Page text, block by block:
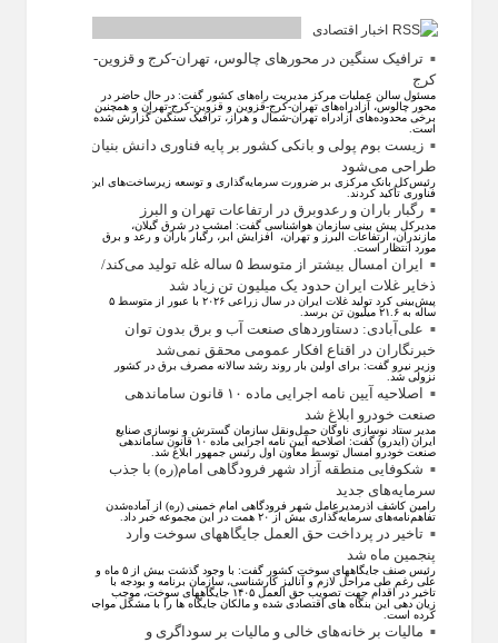
اخبار اقتصادی
ترافیک سنگین در محورهای چالوس، تهران-کرج و قزوین-
کرج
مسئول سالن عملیات مرکز مدیریت راه‌های کشور گفت: در حال حاضر در
محور چالوس، آزادراه‌های تهران-کرج-قزوین و قزوین-کرج-تهران و همچنین
برخی محدوده‌های آزادراه تهران-شمال و هراز، ترافیک سنگین گزارش شده
است.
زیست بوم پولی و بانکی کشور بر پایه فناوری دانش بنیان
طراحی می‌شود
رئیس‌کل بانک مرکزی بر ضرورت سرمایه‌گذاری و توسعه زیرساخت‌های این
فناوری تأکید کردند.
رگبار باران و رعدوبرق در ارتفاعات تهران و البرز
مدیرکل پیش بینی سازمان هواشناسی گفت: امشب در شرق گیلان،
مازندران، ارتفاعات البرز و تهران، افزایش ابر، رگبار باران و رعد و برق
مورد انتظار است.
ایران امسال بیشتر از متوسط ۵ ساله غله تولید می‌کند/
ذخایر غلات ایران حدود یک میلیون تن زیاد شد
پیش‌بینی کرد تولید غلات ایران در سال زراعی ۲۰۲۶ با عبور از متوسط ۵
ساله به ۲۱.۶ میلیون تن برسد.
علی‌آبادی: دستاورد‌های صنعت آب و برق بدون توان
خبرنگاران در اقناع افکار عمومی محقق نمی‌شد
وزیر نیرو گفت: برای اولین بار روند رشد سالانه مصرف برق در کشور
نزولی شد.
اصلاحیه آیین نامه اجرایی ماده ۱۰ قانون ساماندهی
صنعت خودرو ابلاغ شد
مدیر ستاد نوسازی ناوگان حمل‌ونقل سازمان گسترش و نوسازی صنایع
ایران (ایدرو) گفت: اصلاحیه آیین نامه اجرایی ماده ۱۰ قانون ساماندهی
صنعت خودرو امسال توسط معاون اول رئیس جمهور ابلاغ شد.
شکوفایی منطقه آزاد شهر فرودگاهی امام(ره) با جذب
سرمایه‌های جدید
رامین کاشف اذرمدیرعامل شهر فرودگاهی امام خمینی (ره) از آماده‌شدن
تفاهم‌نامه‌های سرمایه‌گذاری بیش از ۲۰ همت در این مجموعه خبر داد.
تاخیر در پرداخت حق العمل جایگاههای سوخت وارد
پنجمین ماه شد
رئیس صنف جایگاههای سوخت کشور گفت: با وجود گذشت بیش از ۵ ماه و
علی رغم طی مراحل لازم و آنالیز کارشناسی، سازمان برنامه و بودجه با
تاخیر در اقدام جهت تصویب حق العمل ۱۴۰۵ جایگاههای سوخت، موجب
زیان دهی این بنگاه های اقتصادی شده و مالکان جایگاه ها را با مشکل مواجه
کرده است.
مالیات بر خانه‌های خالی و مالیات بر سوداگری و